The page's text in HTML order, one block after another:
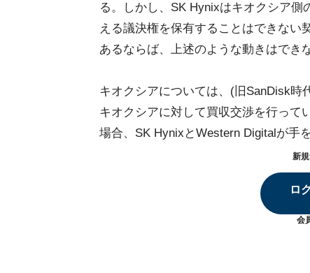
る。しかし、SK Hynixはキオクシア側
える議決権を保有することはできない
あるならば、上述のような動きはでき
キオクシアについては、(旧SanDisk時
キオクシアに対して買収交渉を行って
場合、SK HynixとWestern Digitalが手
新
ロ
会